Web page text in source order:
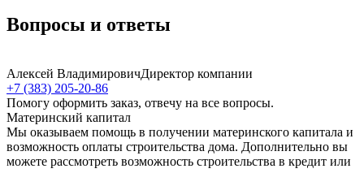
Вопросы и ответы
Алексей ВладимировичДиректор компании
+7 (383) 205-20-86
Помогу оформить заказ, отвечу на все вопросы.
Материнский капитал
Мы оказываем помощь в получении материнского капитала и
возможность оплаты строительства дома. Дополнительно вы
можете рассмотреть возможность строительства в кредит или